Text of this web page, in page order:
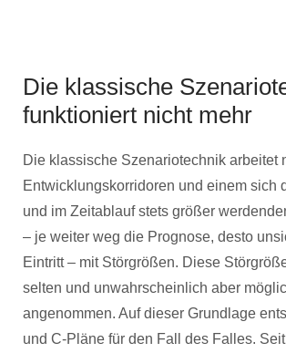
Die klassische
funktioniert nicht mehr
Die klassische Szenariotechnik arbeitet
Entwicklungskorridoren und einem sich
und im Zeitablauf stets größer
– je weiter weg die Prognose, desto
Eintritt – mit Störgrößen. Diese
selten und unwahrscheinlich aber
angenommen. Auf dieser Grundlage
und C-Pläne für den Fall des Falles.